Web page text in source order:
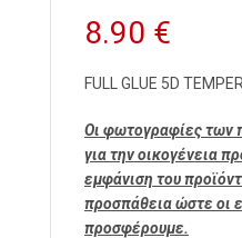
8.90 €
FULL GLUE 5D
Οι φωτογραφίες των
για την οικογένεια
εμφάνιση του
προσπάθεια ώστε οι
προσφέρουμε.